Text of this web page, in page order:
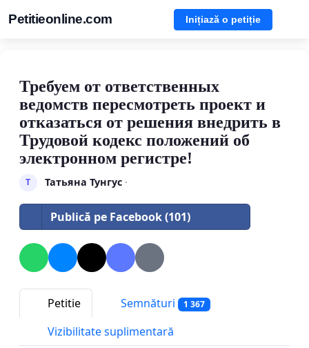
Petitieonline.com Inițiază o petiție
Требуем от ответственных
ведомств пересмотреть проект и
отказаться от решения внедрить в
Трудовой кодекс положений об
электронном регистре!
Т Татьяна Тунгус·
Publică pe Facebook (101)
Petitie Semnături 1 367
Vizibilitate suplimentară